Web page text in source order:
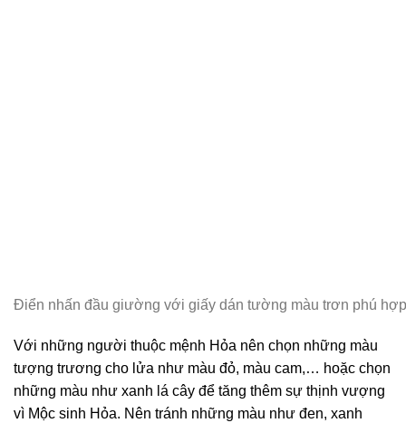
Điển nhấn đầu giường với giấy dán tường màu trơn phú
Với những người thuộc mệnh Hỏa nên chọn những màu
tượng trương cho lửa như màu đỏ, màu cam,… hoặc chọn
những màu như xanh lá cây để tăng thêm sự thịnh vượng
vì Mộc sinh Hỏa. Nên tránh những màu như đen, xanh